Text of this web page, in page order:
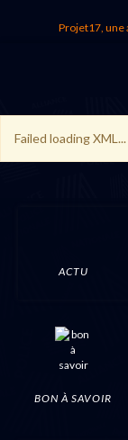
Projet17, une
Failed loading XML...
ACTU
BON À SAVOIR